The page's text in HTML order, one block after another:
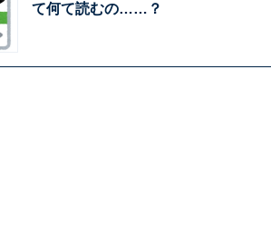
て何て読むの……？